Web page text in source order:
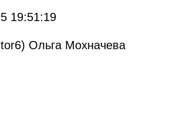
19:51:19
Ольга Мохначева